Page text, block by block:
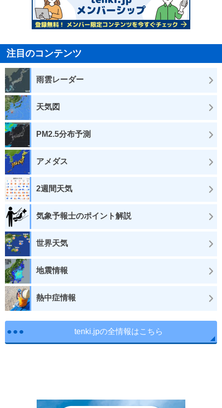
注目のコンテンツ
雨雲レーダー
天気図
PM2.5分布予測
アメダス
2週間天気
気象予報士のポイント解説
世界天気
地震情報
熱中症情報
tenki.jpの全情報はこちら